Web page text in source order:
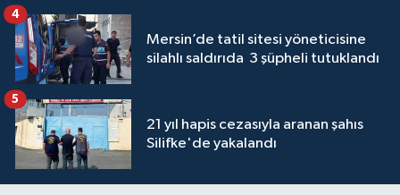
Mersin’de tatil sitesi yöneticisine
silahlı saldırıda 3 şüpheli tutuklandı
4
21 yıl hapis cezasıyla aranan şahıs
Silifke'de yakalandı
5